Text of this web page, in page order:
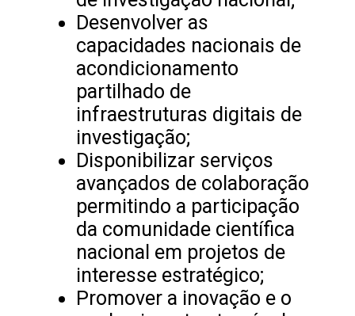
Desenvolver as
capacidades nacionais de
acondicionamento
partilhado de
infraestruturas digitais de
investigação;
Disponibilizar serviços
avançados de colaboração
permitindo a participação
da comunidade científica
nacional em projetos de
interesse estratégico;
Promover a inovação e o